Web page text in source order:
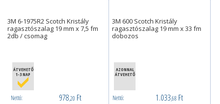
3M 6-1975R2 Scotch Kristály
ragasztószalag 19 mm x 7,5 fm
2db / csomag
ÁTVEHETŐ
1-3 NAP
Nettó: 978,20 Ft
3M 600 Scotch Kristály
ragasztószalag 19 mm x 33 fm
dobozos
AZONNAL
ÁTVEHETŐ
Nettó: 1.033,68 Ft